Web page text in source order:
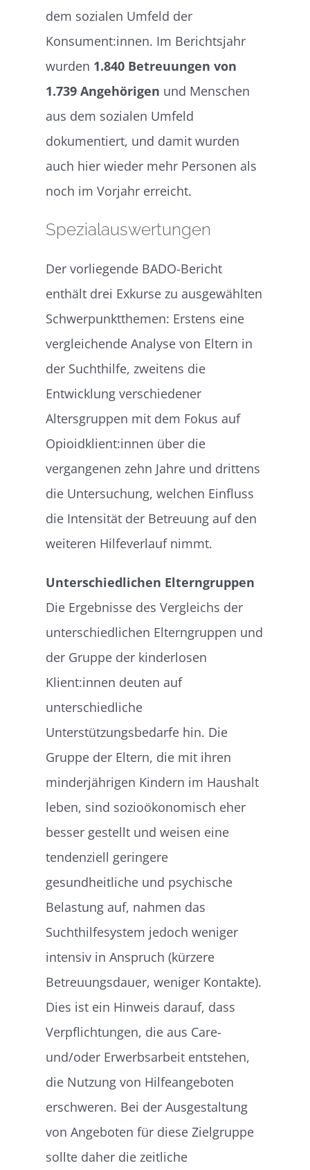
dem sozialen Umfeld der
Konsument:innen. Im Berichtsjahr
wurden 1.840 Betreuungen von
1.739 Angehörigen und Menschen
aus dem sozialen Umfeld
dokumentiert, und damit wurden
auch hier wieder mehr Personen als
noch im Vorjahr erreicht.
Spezialauswertungen
Der vorliegende BADO-Bericht
enthält drei Exkurse zu ausgewählten
Schwerpunktthemen: Erstens eine
vergleichende Analyse von Eltern in
der Suchthilfe, zweitens die
Entwicklung verschiedener
Altersgruppen mit dem Fokus auf
Opioidklient:innen über die
vergangenen zehn Jahre und drittens
die Untersuchung, welchen Einfluss
die Intensität der Betreuung auf den
weiteren Hilfeverlauf nimmt.
Unterschiedlichen Elterngruppen
Die Ergebnisse des Vergleichs der
unterschiedlichen Elterngruppen und
der Gruppe der kinderlosen
Klient:innen deuten auf
unterschiedliche
Unterstützungsbedarfe hin. Die
Gruppe der Eltern, die mit ihren
minderjährigen Kindern im Haushalt
leben, sind sozioökonomisch eher
besser gestellt und weisen eine
tendenziell geringere
gesundheitliche und psychische
Belastung auf, nahmen das
Suchthilfesystem jedoch weniger
intensiv in Anspruch (kürzere
Betreuungsdauer, weniger Kontakte).
Dies ist ein Hinweis darauf, dass
Verpflichtungen, die aus Care-
und/oder Erwerbsarbeit entstehen,
die Nutzung von Hilfeangeboten
erschweren. Bei der Ausgestaltung
von Angeboten für diese Zielgruppe
sollte daher die zeitliche